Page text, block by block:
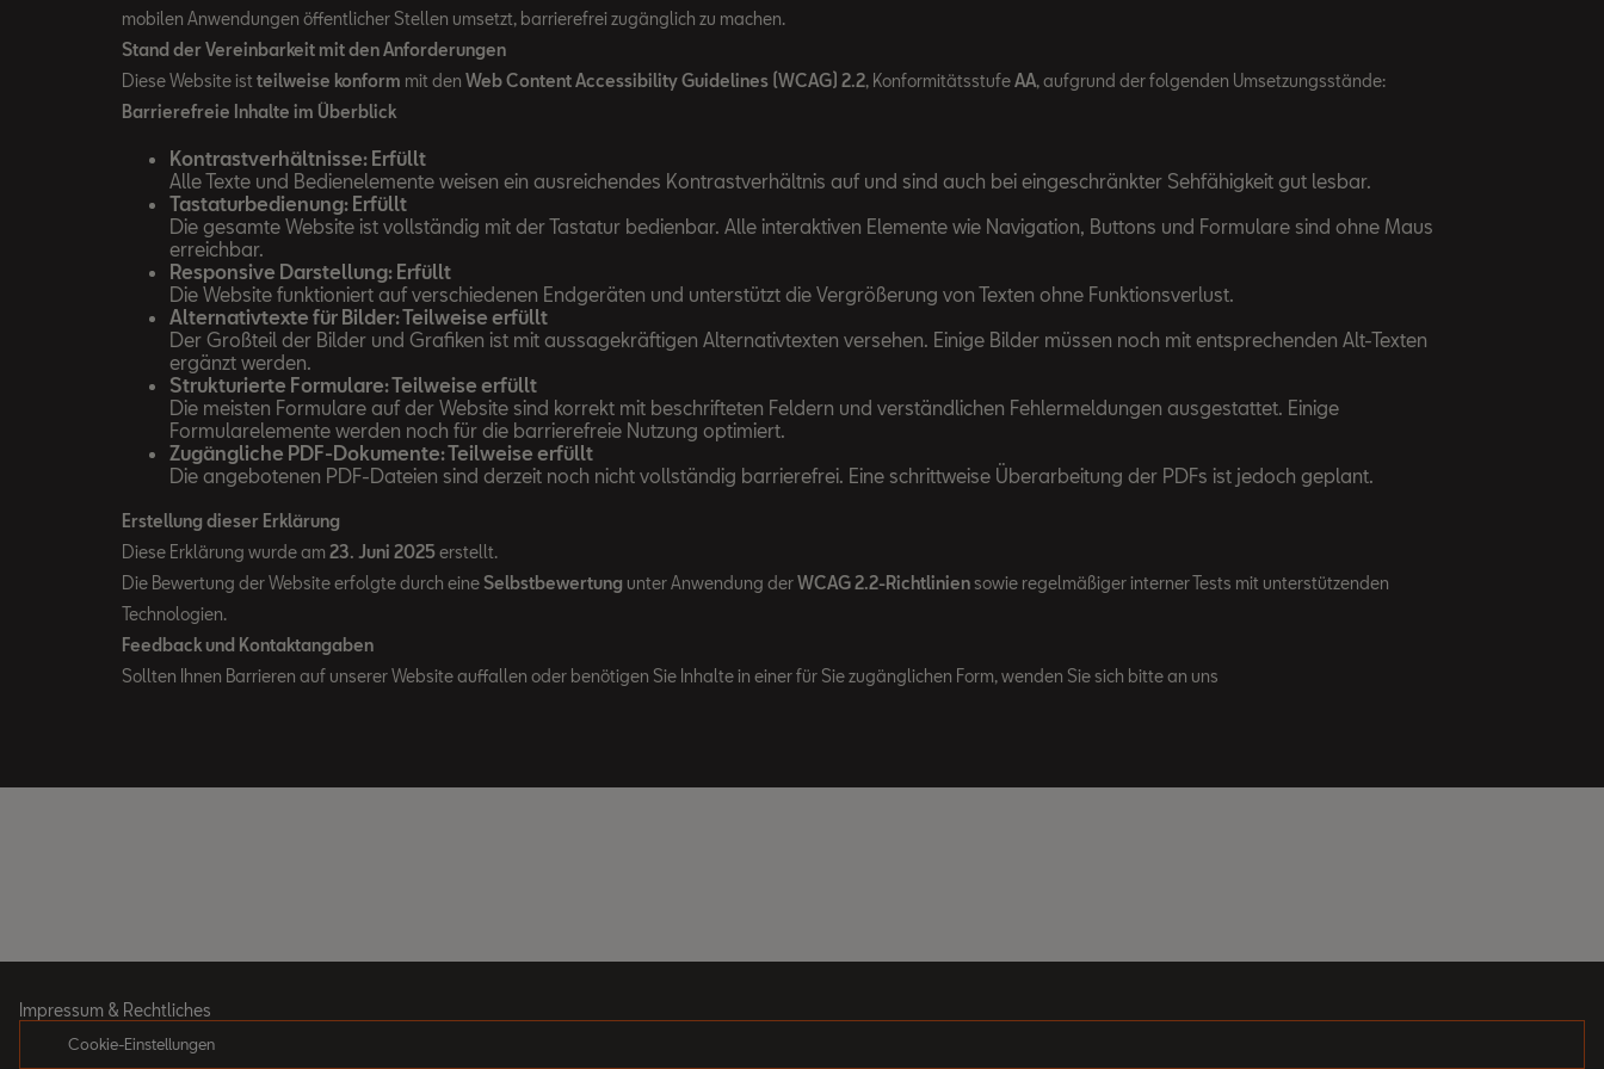
mobilen Anwendungen öffentlicher Stellen umsetzt, barrierefrei zugänglich zu machen.
Stand der Vereinbarkeit mit den Anforderungen
Diese Website ist teilweise konform mit den Web Content Accessibility Guidelines (WCAG) 2.2, KonformitätsstufeAA, aufgrund der folgenden Umsetzungsstände:
Barrierefreie Inhalte im Überblick
Kontrastverhältnisse: Erfüllt
Alle Texte und Bedienelemente weisen ein ausreichendes Kontrastverhältnis auf und sind auch bei eingeschränkter Sehfähigkeit gut lesbar.
Tastaturbedienung: Erfüllt
Die gesamte Website ist vollständig mit der Tastatur bedienbar. Alle interaktiven Elemente wie Navigation, Buttons und Formulare sind ohne Maus
erreichbar.
Responsive Darstellung: Erfüllt
Die Website funktioniert auf verschiedenen Endgeräten und unterstützt die Vergrößerung von Texten ohne Funktionsverlust.
Alternativtexte für Bilder: Teilweise erfüllt
Der Großteil der Bilder und Grafiken ist mit aussagekräftigen Alternativtexten versehen. Einige Bilder müssen noch mit entsprechenden Alt-Texten
ergänzt werden.
Strukturierte Formulare: Teilweise erfüllt
Die meisten Formulare auf der Website sind korrekt mit beschrifteten Feldern und verständlichen Fehlermeldungen ausgestattet. Einige
Formularelemente werden noch für die barrierefreie Nutzung optimiert.
Zugängliche PDF-Dokumente: Teilweise erfüllt
Die angebotenen PDF-Dateien sind derzeit noch nicht vollständig barrierefrei. Eine schrittweise Überarbeitung der PDFs ist jedoch geplant.
Erstellung dieser Erklärung
Diese Erklärung wurde am 23. Juni 2025erstellt.
Die Bewertung der Website erfolgte durch eine Selbstbewertung unter Anwendung derWCAG 2.2-Richtliniensowie regelmäßiger interner Tests mit unterstützenden
Technologien.
Feedback und Kontaktangaben
Sollten Ihnen Barrieren auf unserer Website auffallen oder benötigen Sie Inhalte in einer für Sie zugänglichen Form, wenden Sie sich bitte an uns
Impressum & Rechtliches
Cookie-Einstellungen